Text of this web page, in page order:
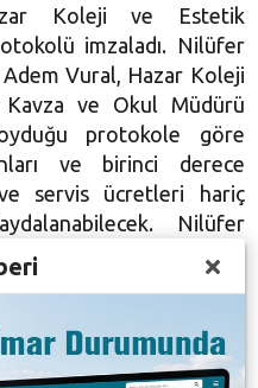
Koleji ve Estetik
imzaladı. Nilüfer
Adem Vural, Hazar Koleji
Kavza ve Okul Müdürü
protokole göre
ve birinci derece
ve servis ücretleri hariç
Nilüfer
ile yaptığı indirim
ve birinci derece
uygulamalarda da yüzde
Nilüfer Belediye